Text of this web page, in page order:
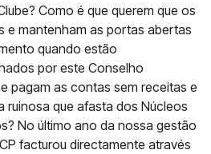
Como é que querem que os
e mantenham as portas abertas
quando estão
por este Conselho
pagam as contas sem receitas e
que afasta dos Núcleos
No último ano da nossa gestão
facturou directamente através